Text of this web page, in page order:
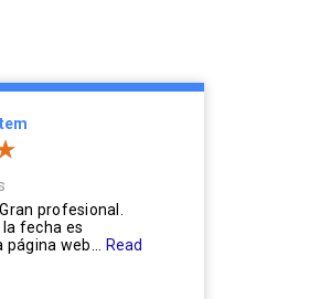
profesional.
la fecha es
página web... Read